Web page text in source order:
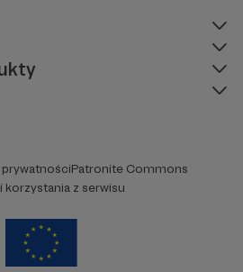
prywatnościPatronite Commons
korzystania z serwisu